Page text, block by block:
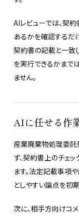
AIレビューでは、契約
あるかを確認するだ
契約書の記載と一致
を実行できるかまで
ません。
AIに任せる作
産業廃棄物処理委託
ず、契約書上のチェ
ます。法定記載事項
としやすい論点を初
次に、相手方向けコ